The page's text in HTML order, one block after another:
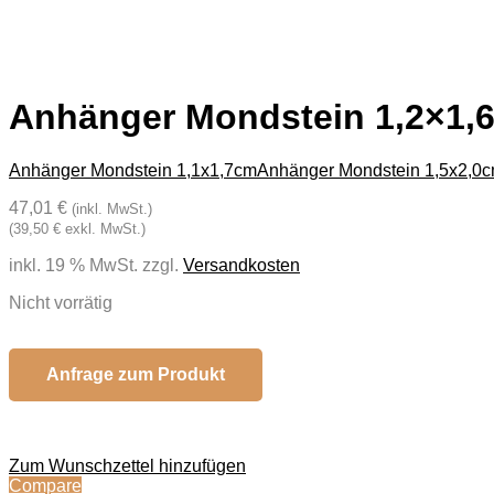
Anhänger Mondstein
Anhänger Mondstein 1,1x1,7cmAnhänger Mondstein
47,01 € (inkl. MwSt.)
(39,50 € exkl. MwSt.)
inkl. 19 % MwSt. zzgl. Versandkosten
Nicht vorrätig
Anfrage zum Produkt
Zum Wunschzettel hinzufügen
Compare